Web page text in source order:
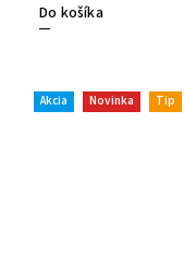
Do košíka
Akcia Novinka Tip